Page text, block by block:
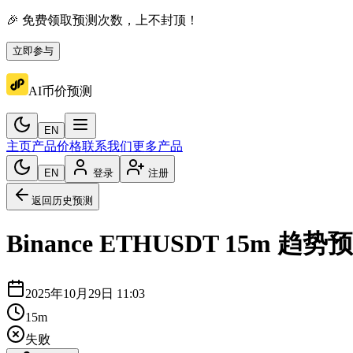
🎉 免费领取预测次数，上不封顶！
立即参与
AI币价预测
EN
主页产品价格联系我们更多产品
EN 登录 注册
返回历史预测
Binance ETHUSDT 15m 趋势
2025年10月29日 11:03
15m
失败